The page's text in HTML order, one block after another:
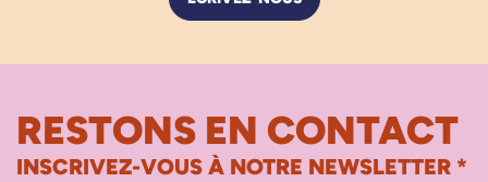
RESTONS EN CONTACT
INSCRIVEZ-VOUS À NOTRE NEWSLETTER *